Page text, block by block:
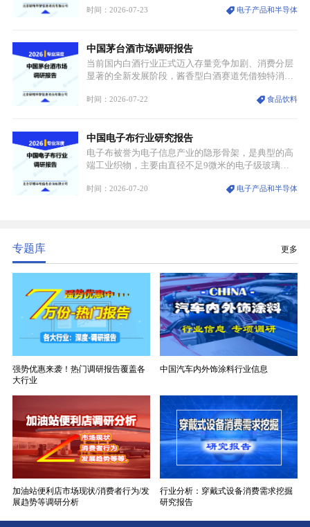
沉积（CVD）、原子层沉积（ALD）工艺专用前驱体
密制造流程。
时间：2026-07-23 电子产品和半导体
中国茅台酒市场调研报告
当前国内白酒行业正式迈入存量竞争加剧、消费分层
显著的全新发展阶段，酱香型白酒赛道凭借独特消费
道。贵州茅台凭借独一无二的核心产区壁垒、刚性产
业。
时间：2026-07-22 食品饮料
中国电子布行业研究报告
电子布被誉为电子信息产业的隐形骨架，是典型的高
端工业织物，主要由直径不足9微米的电子级玻璃纤
生产制造过程中不可或缺的核心基材。电子布具备高
时间：2026-07-20 电子产品和半导体
专题库 更多
强势优惠来袭！热门调研报告覆盖各
大行业
中国汽车内外饰涂料行业信息
加油站便利店市场现状/消费者行为/发
展趋势等调研分析
行业分析：穿戴式设备消费需求挖掘
研究报告